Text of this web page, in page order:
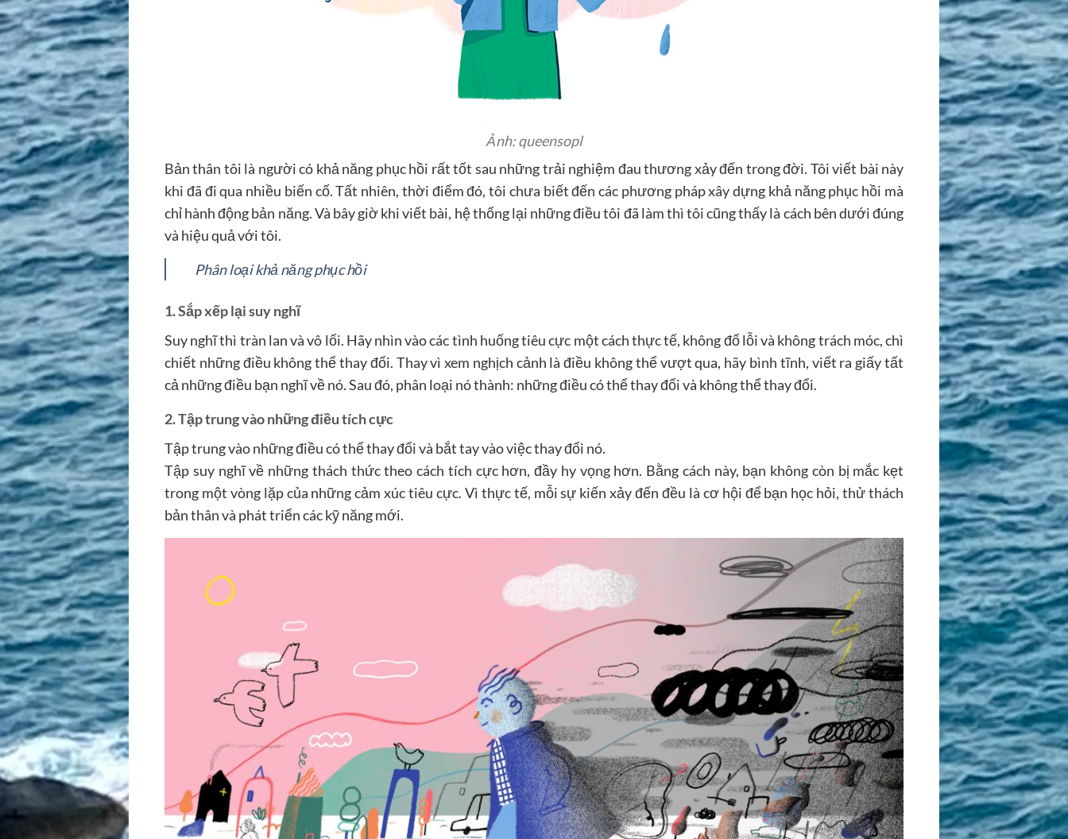
Ảnh: queensopl
Bản thân tôi là người có khả năng phục hồi rất tốt sau những trải nghiệm đau thương xảy đến trong đời. Tôi viết bài này
khi đã đi qua nhiều biến cố. Tất nhiên, thời điểm đó, tôi chưa biết đến các phương pháp xây dựng khả năng phục hồi mà
chỉ hành động bản năng. Và bây giờ khi viết bài, hệ thống lại những điều tôi đã làm thì tôi cũng thấy là cách bên dưới đúng
và hiệu quả với tôi.
Phân loại khả năng phục hồi
1. Sắp xếp lại suy nghĩ
Suy nghĩ thì tràn lan và vô lối. Hãy nhìn vào các tình huống tiêu cực một cách thực tế, không đổ lỗi và không trách móc, chì
chiết những điều không thể thay đổi. Thay vì xem nghịch cảnh là điều không thể vượt qua, hãy bình tĩnh, viết ra giấy tất
cả những điều bạn nghĩ về nó. Sau đó, phân loại nó thành: những điều có thể thay đổi và không thể thay đổi.
2. Tập trung vào những điều tích cực
Tập trung vào những điều có thể thay đổi và bắt tay vào việc thay đổi nó.
Tập suy nghĩ về những thách thức theo cách tích cực hơn, đầy hy vọng hơn. Bằng cách này, bạn không còn bị mắc kẹt
trong một vòng lặp của những cảm xúc tiêu cực. Vì thực tế, mỗi sự kiến xảy đến đều là cơ hội để bạn học hỏi, thử thách
bản thân và phát triển các kỹ năng mới.